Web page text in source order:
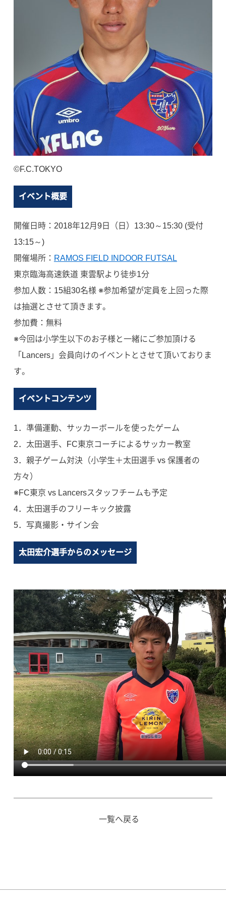
©F.C.TOKYO
イベント概要
開催日時：2018年12月9日（日）13:30～15:30 (受付
13:15～)
開催場所： RAMOS FIELD INDOOR FUTSAL
東京臨海高速鉄道 東雲駅より徒歩1分
参加人数：15組30名様 ※参加希望が定員を上回った際
は抽選とさせて頂きます。
参加費：無料
※今回は小学生以下のお子様と一緒にご参加頂ける
「Lancers」会員向けのイベントとさせて頂いておりま
す。
イベントコンテンツ
1．準備運動、サッカーボールを使ったゲーム
2．太田選手、FC東京コーチによるサッカー教室
3．親子ゲーム対決（小学生＋太田選手 vs 保護者の
方々）
※FC東京 vs Lancersスタッフチームも予定
4．太田選手のフリーキック披露
5．写真撮影・サイン会
太田宏介選手からのメッセージ
一覧へ戻る